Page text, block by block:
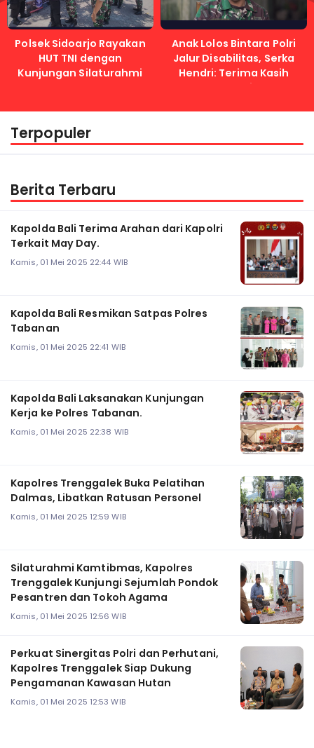
Polsek Sidoarjo Rayakan
HUT TNI dengan
Kunjungan Silaturahmi
Anak Lolos Bintara Polri
Jalur Disabilitas, Serka
Hendri: Terima Kasih
Kapolri
Terpopuler
Berita Terbaru
Kapolda Bali Terima Arahan dari Kapolri
Terkait May Day.
Kamis, 01 Mei 2025 22:44 WIB
Kapolda Bali Resmikan Satpas Polres
Tabanan
Kamis, 01 Mei 2025 22:41 WIB
Kapolda Bali Laksanakan Kunjungan
Kerja ke Polres Tabanan.
Kamis, 01 Mei 2025 22:38 WIB
Kapolres Trenggalek Buka Pelatihan
Dalmas, Libatkan Ratusan Personel
Kamis, 01 Mei 2025 12:59 WIB
Silaturahmi Kamtibmas, Kapolres
Trenggalek Kunjungi Sejumlah Pondok
Pesantren dan Tokoh Agama
Kamis, 01 Mei 2025 12:56 WIB
Perkuat Sinergitas Polri dan Perhutani,
Kapolres Trenggalek Siap Dukung
Pengamanan Kawasan Hutan
Kamis, 01 Mei 2025 12:53 WIB